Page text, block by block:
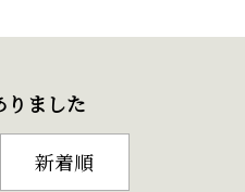
りました
新着順